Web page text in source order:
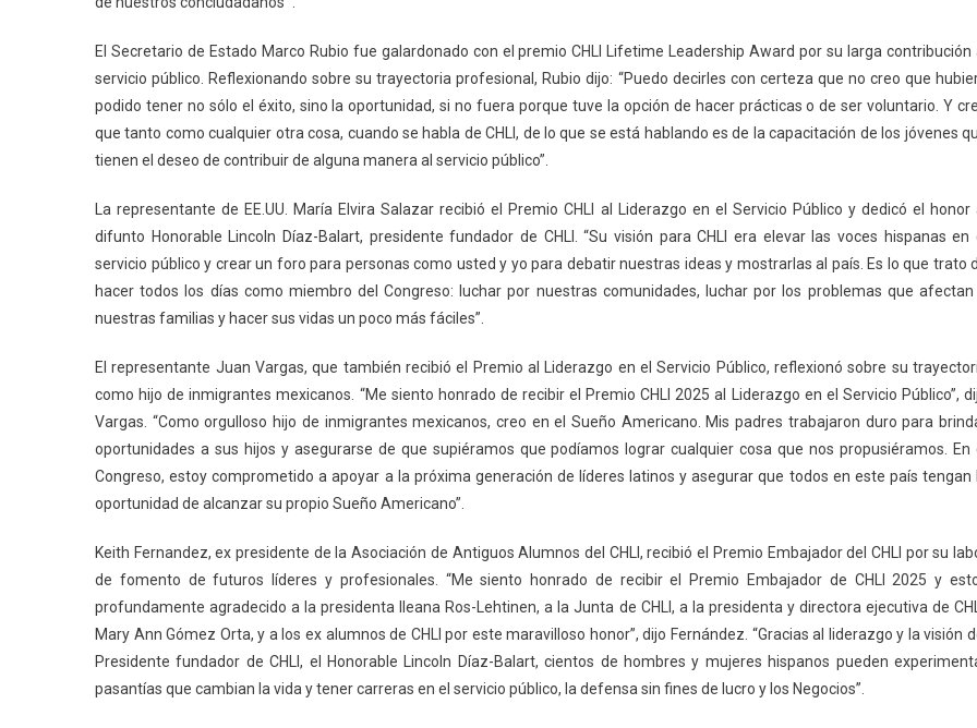
El Secretario de Estado Marco Rubio fue galardonado con el premio CHLI Lifetime Leadership Award por su larga contribución
servicio público. Reflexionando sobre su trayectoria profesional, Rubio dijo: “Puedo decirles con certeza que no creo que
podido tener no sólo el éxito, sino la oportunidad, si no fuera porque tuve la opción de hacer prácticas o de ser voluntario. Y
que tanto como cualquier otra cosa, cuando se habla de CHLI, de lo que se está hablando es de la capacitación de los jóvenes
tienen el deseo de contribuir de alguna manera al servicio público”.
La representante de EE.UU. María Elvira Salazar recibió el Premio CHLI al Liderazgo en el Servicio Público y dedicó el honor
difunto Honorable Lincoln Díaz-Balart, presidente fundador de CHLI. “Su visión para CHLI era elevar las voces hispanas en
servicio público y crear un foro para personas como usted y yo para debatir nuestras ideas y mostrarlas al país. Es lo que trato
hacer todos los días como miembro del Congreso: luchar por nuestras comunidades, luchar por los problemas que afectan
nuestras familias y hacer sus vidas un poco más fáciles”.
El representante Juan Vargas, que también recibió el Premio al Liderazgo en el Servicio Público, reflexionó sobre su
como hijo de inmigrantes mexicanos. “Me siento honrado de recibir el Premio CHLI 2025 al Liderazgo en el Servicio Público”,
Vargas. “Como orgulloso hijo de inmigrantes mexicanos, creo en el Sueño Americano. Mis padres trabajaron duro para
oportunidades a sus hijos y asegurarse de que supiéramos que podíamos lograr cualquier cosa que nos propusiéramos. En
Congreso, estoy comprometido a apoyar a la próxima generación de líderes latinos y asegurar que todos en este país tengan
oportunidad de alcanzar su propio Sueño Americano”.
Keith Fernandez, ex presidente de la Asociación de Antiguos Alumnos del CHLI, recibió el Premio Embajador del CHLI por su
de fomento de futuros líderes y profesionales. “Me siento honrado de recibir el Premio Embajador de CHLI 2025 y
profundamente agradecido a la presidenta Ileana Ros-Lehtinen, a la Junta de CHLI, a la presidenta y directora ejecutiva de
Mary Ann Gómez Orta, y a los ex alumnos de CHLI por este maravilloso honor”, dijo Fernández. “Gracias al liderazgo y la visión
Presidente fundador de CHLI, el Honorable Lincoln Díaz-Balart, cientos de hombres y mujeres hispanos pueden
pasantías que cambian la vida y tener carreras en el servicio público, la defensa sin fines de lucro y los Negocios”.